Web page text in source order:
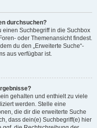
durchsuchen?
einen Suchbegriff in die Suchbox
oder Themenansicht findest.
du den „Erweiterte Suche“-
aus verfügbar ist.
gehalten und enthielt zu viele
werden. Stelle eine
die dir die erweiterte Suche
dass dein(e) Suchbegriff(e) hier